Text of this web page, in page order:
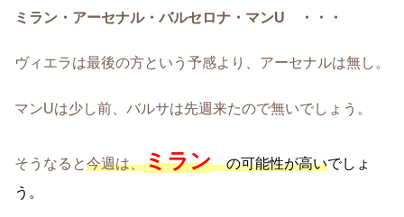
ミラン・アーセナル・バルセロナ・マンU ・・・
ヴィエラは最後の方という予感より、アーセナルは無し。
マンUは少し前、バルサは先週来たので無いでしょう。
そうなると今週は、ミランの可能性が高いでしょ
う。